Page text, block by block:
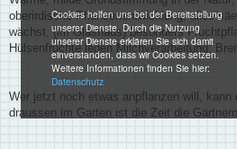
Cookies helfen uns bei der Bereitstellung
unserer Dienste. Durch die Nutzung
unserer Dienste erklären Sie sich damit
einverstanden, dass wir Cookies setzen.
Weitere Informationen finden Sie hier:
Datenschutz
oberirdische Pflanzenentwicklung; alles
wächst, (im Glashaus) besonders
Hülsenfrüchte legen Milchverarbeitung;
Wer jetzt noch etwas anpflanzen will,
draussen im Garten ist die Zeit die